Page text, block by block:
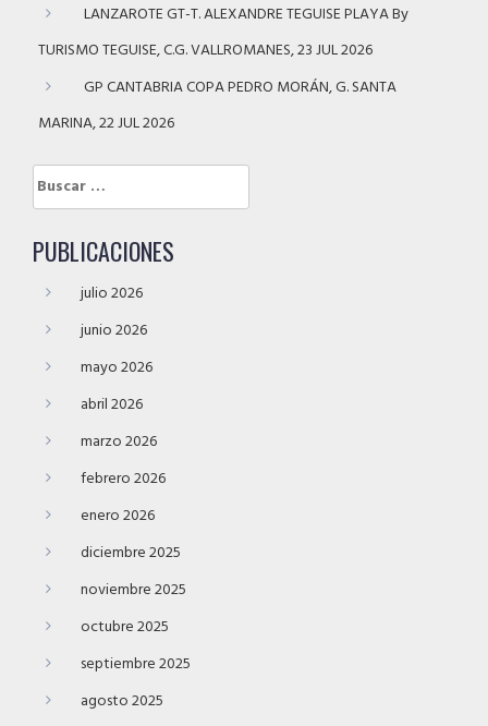
LANZAROTE GT-T. ALEXANDRE TEGUISE PLAYA By
TURISMO TEGUISE, C.G. VALLROMANES, 23 JUL 2026
GP CANTABRIA COPA PEDRO MORÁN, G. SANTA
MARINA, 22 JUL 2026
Buscar:
PUBLICACIONES
julio 2026
junio 2026
mayo 2026
abril 2026
marzo 2026
febrero 2026
enero 2026
diciembre 2025
noviembre 2025
octubre 2025
septiembre 2025
agosto 2025